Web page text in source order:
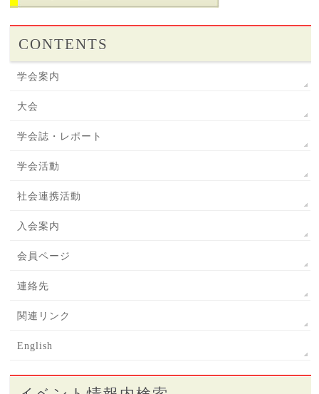
CONTENTS
学会案内
大会
学会誌・レポート
学会活動
社会連携活動
入会案内
会員ページ
連絡先
関連リンク
English